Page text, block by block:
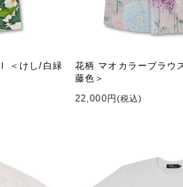
＜けし/白緑
花柄 マオカラーブラウ
藤色＞
22,000円 (税込)